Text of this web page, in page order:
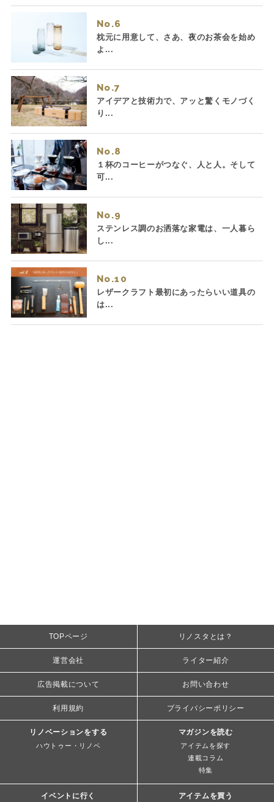
No.
枕元に用意して、さあ、夜のお茶会を始め
よ...
No.
アイデアと技術力で、アッと驚くモノづく
り...
No.
１杯のコーヒーがつなぐ、人と人。そして
可...
No.
ステンレス調のお洒落な家電は、一人暮ら
し...
No.
レザークラフト最初にあったらいい道具の
は...
TOPページ リノスタとは？
運営会社 ライター紹介
広告掲載について お問い合わせ
利用規約 プライバシーポリシー
リノベーションをする
ハウトゥー・リノベ
マガジンを読む
アイテムを探す
連載コラム
特集
イベントに行く アイテムを買う